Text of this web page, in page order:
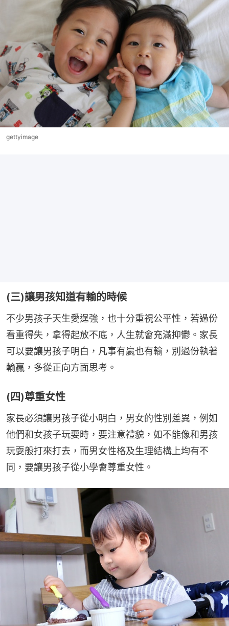
gettyimage
(三)讓男孩知道有輸的時候
不少男孩子天生愛逞強，也十分重視公平性，若過份
看重得失，拿得起放不底，人生就會充滿抑鬱。家長
可以要讓男孩子明白，凡事有嬴也有輸，別過份執著
輸贏，多從正向方面思考。
(四)尊重女性
家長必須讓男孩子從小明白，男女的性別差異，例如
他們和女孩子玩耍時，要注意禮貌，如不能像和男孩
玩耍般打來打去，而男女性格及生理結構上均有不
同，要讓男孩子從小學會尊重女性。